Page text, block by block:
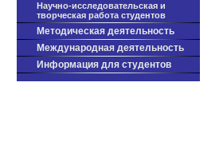
Научно-исследовательская и
творческая работа студентов
Методическая деятельность
Международная деятельность
Информация для студентов